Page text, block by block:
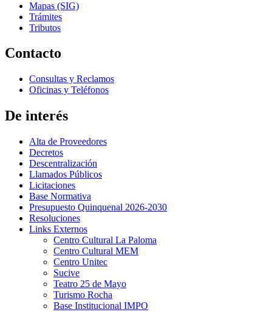
Mapas (SIG)
Trámites
Tributos
Contacto
Consultas y Reclamos
Oficinas y Teléfonos
De interés
Alta de Proveedores
Decretos
Descentralización
Llamados Públicos
Licitaciones
Base Normativa
Presupuesto Quinquenal 2026-2030
Resoluciones
Links Externos
Centro Cultural La Paloma
Centro Cultural MEM
Centro Unitec
Sucive
Teatro 25 de Mayo
Turismo Rocha
Base Institucional IMPO